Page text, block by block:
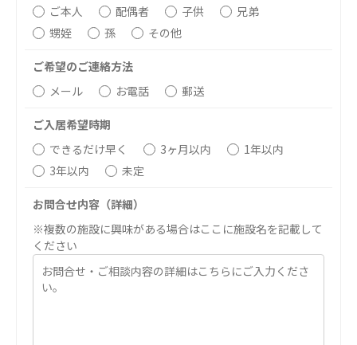
特定非営利活動法人ファイアーレッズメディカルスポ
ーツクラブ
特定非営利活動法人アート応援隊
その他
Mediclude
株式会社フラワーコミュニティ放送
Medicare Lead Japan
株式会社日本医科学研究所
特定非営利活動法人共生フォーラム
一般社団法人フードラボジャパン
ご本人 配偶者 子供
兄弟
甥姪
孫 その他
ご希望のご連絡方法
メール
お電話 郵送
ご入居希望時期
できるだけ早く
3ヶ月以内
1年以内
3年以内
未定
お問合せ内容（詳細）
※複数の施設に興味がある場合はここに施設名を記載して
ください